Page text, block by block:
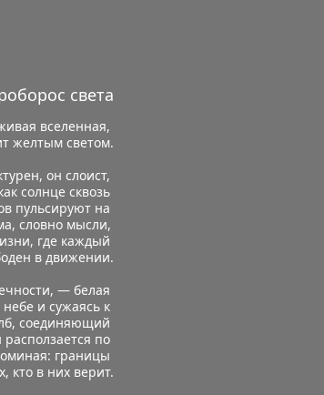
света
вселенная,
желтым светом.
он слоист,
солнце сквозь
пульсируют на
словно мысли,
где каждый
в движении.
— белая
и сужаясь к
соединяющий
по
границы
кто в них верит.